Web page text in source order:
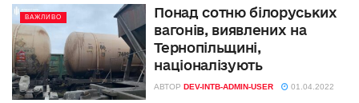
ВАЖЛИВО
Понад сотню білоруських
вагонів, виявлених на
Тернопільщині,
націоналізують
АВТОР DEV-INTB-ADMIN-USER 01.04.2022